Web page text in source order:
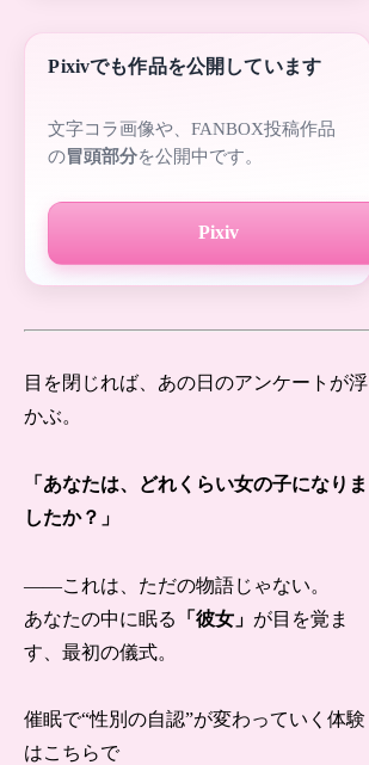
Pixivでも作品を公開しています
文字コラ画像や、FANBOX投稿作品
の冒頭部分を公開中です。
Pixiv
目を閉じれば、あの日のアンケートが浮
かぶ。
「あなたは、どれくらい女の子になりま
したか？」
——これは、ただの物語じゃない。
あなたの中に眠る
「彼女」 が目を覚ま
す、最初の儀式。
催眠で“性別の自認”が変わっていく体験
はこちらで